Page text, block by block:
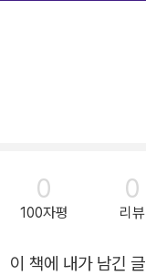
0
100자평
0
리뷰
이 책에 내가 남긴 글